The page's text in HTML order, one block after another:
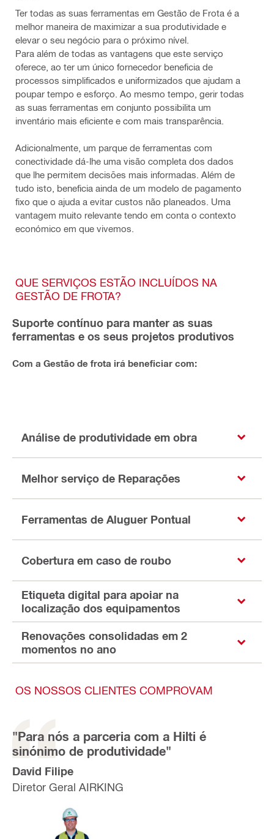
Ter todas as suas ferramentas em Gestão de Frota é a
melhor maneira de maximizar a sua produtividade e
elevar o seu negócio para o próximo nível.
Para além de todas as vantagens que este serviço
oferece, ao ter um único fornecedor beneficia de
processos simplificados e uniformizados que ajudam a
poupar tempo e esforço. Ao mesmo tempo, gerir todas
as suas ferramentas em conjunto possibilita um
inventário mais eficiente e com mais transparência.
Adicionalmente, um parque de ferramentas com
conectividade dá-lhe uma visão completa dos dados
que lhe permitem decisões mais informadas. Além de
tudo isto, beneficia ainda de um modelo de pagamento
fixo que o ajuda a evitar custos não planeados. Uma
vantagem muito relevante tendo em conta o contexto
económico em que vivemos.
QUE SERVIÇOS ESTÃO INCLUÍDOS NA
GESTÃO DE FROTA?
Suporte contínuo para manter as suas
ferramentas e os seus projetos produtivos
Com a Gestão de frota irá beneficiar com:
Análise de produtividade em obra
Melhor serviço de Reparações
Ferramentas de Aluguer Pontual
Cobertura em caso de roubo
Etiqueta digital para apoiar na
localização dos equipamentos
Renovações consolidadas em 2
momentos no ano
OS NOSSOS CLIENTES COMPROVAM
"Para nós a parceria com a Hilti é
sinónimo de produtividade"
David Filipe
Diretor Geral AIRKING